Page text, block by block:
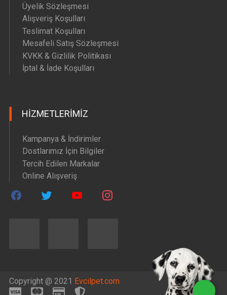
Üyelik Sözleşmesi
Alışveriş Koşulları
Teslimat Koşulları
Mesafeli Satış Sözleşmesi
KVKK & Gizlilik Politikası
İptal & İade Koşulları
HIZMETLERIMIZ
Kampanya & İndirimler
Dostlarımız İçin Bilgiler
Tercih Edilen Markalar
Online Alışveriş
Copyright @ 2021 Evcilpet.com